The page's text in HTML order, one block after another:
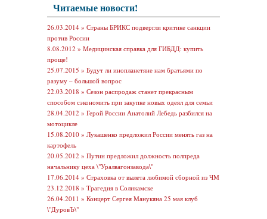
Читаемые новости!
26.03.2014 » Страны БРИКС подвергли критике санкции
против России
8.08.2012 » Медицинская справка для ГИБДД: купить
проще!
25.07.2015 » Будут ли инопланетяне нам братьями по
разуму – большой вопрос
22.03.2018 » Сезон распродаж станет прекрасным
способом сэкономить при закупке новых одеял для семьи
28.04.2012 » Герой России Анатолий Лебедь разбился на
мотоцикле
15.08.2010 » Лукашенко предложил России менять газ на
картофель
20.05.2012 » Путин предложил должность полпреда
начальнику цеха \"Уралвагонзавода\"
17.06.2014 » Страховка от вылета любимой сборной из ЧМ
23.12.2018 » Трагедия в Соликамске
26.04.2011 » Концерт Сергея Манукяна 25 мая клуб
\"ДуровЪ\"